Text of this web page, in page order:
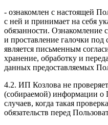
- ознакомлен с настоящей
с ней и принимает на себя
обязанности. Ознакомление
и проставление галочки
является письменным
хранение, обработку и
данных предоставляемых
4.2. ИП Козлова не
(собираемой) информации о
случаев, когда такая
обязательств перед